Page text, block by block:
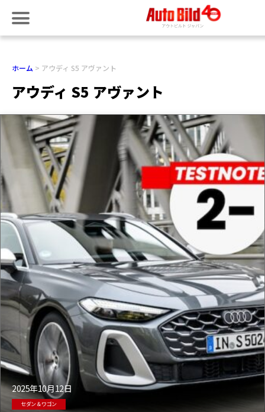
ホーム アウディ S5 アヴァント
アウディ S5 アヴァント
2025年10月12日
セダン＆ワゴン